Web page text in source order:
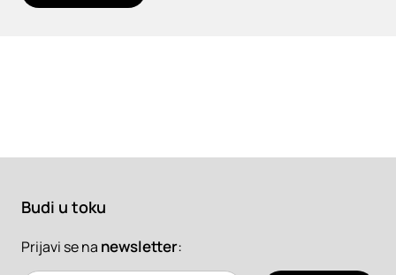
Budi u toku
Prijavi se na newsletter: